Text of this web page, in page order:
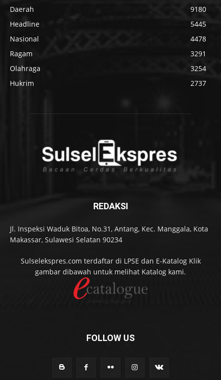
Daerah
9180
Headline
5445
Nasional
4478
Ragam
3291
Olahraga
3254
Hukrim
2737
REDAKSI
Jl. Inspeksi Waduk Bitoa, No.31, Antang, Kec. Manggala, Kota
Makassar, Sulawesi Selatan 90234
Sulselekspres.com terdaftar di LPSE dan E-Katalog Klik
gambar dibawah untuk melihat Katalog kami.
FOLLOW US